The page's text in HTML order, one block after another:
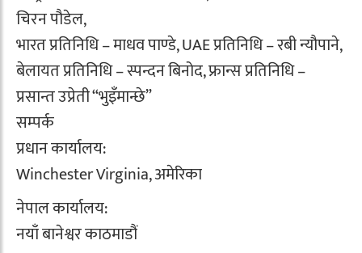
चिरन पौडेल,
भारत प्रतिनिधि – माधव पाण्डे, UAE प्रतिनिधि – रबी न्यौपाने,
बेलायत प्रतिनिधि – स्पन्दन बिनोद, फ्रान्स प्रतिनिधि –
प्रसान्त उप्रेती “भुइँमान्छे”
सम्पर्क
प्रधान कार्यालय:
Winchester Virginia, अमेरिका
नेपाल कार्यालय:
नयाँ बानेश्वर काठमाडौं